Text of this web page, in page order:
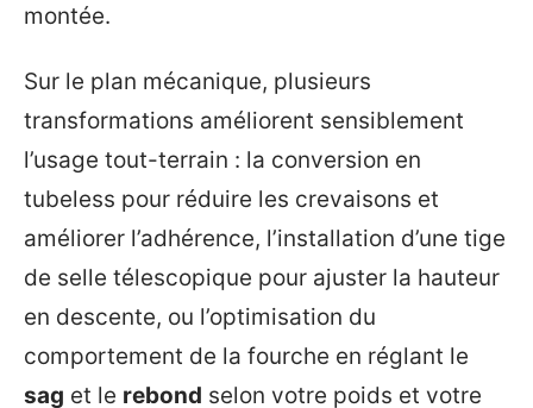
montée.
Sur le plan mécanique, plusieurs
transformations améliorent sensiblement
l’usage tout-terrain : la conversion en
tubeless pour réduire les crevaisons et
améliorer l’adhérence, l’installation d’une tige
de selle télescopique pour ajuster la hauteur
en descente, ou l’optimisation du
comportement de la fourche en réglant le
sag et le rebond selon votre poids et votre